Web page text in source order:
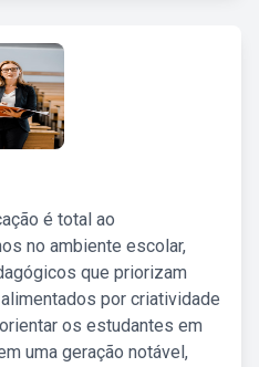
é total ao
no ambiente escolar,
que priorizam
por criatividade
os estudantes em
uma geração notável,